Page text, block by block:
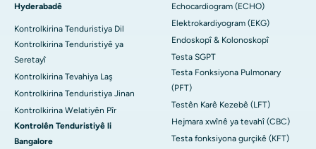
Hyderabadê
Kontrolkirina Tenduristiya Dil
Kontrolkirina Tenduristiyê ya
Seretayî
Kontrolkirina Tevahiya Laş
Kontrolkirina Tenduristiya Jinan
Kontrolkirina Welatiyên Pîr
Kontrolên Tenduristiyê li
Bangalore
Echocardiogram (ECHO)
Elektrokardiyogram (EKG)
Endoskopî & Kolonoskopî
Testa SGPT
Testa Fonksiyona Pulmonary
(PFT)
Testên Karê Kezebê (LFT)
Hejmara xwînê ya tevahî (CBC)
Testa fonksiyona gurçikê (KFT)